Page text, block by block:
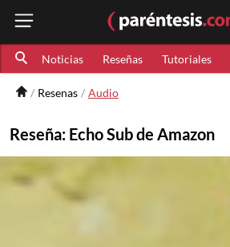
Noticias Reseñas Tutoriales
Resenas Audio
Reseña: Echo Sub de Amazon